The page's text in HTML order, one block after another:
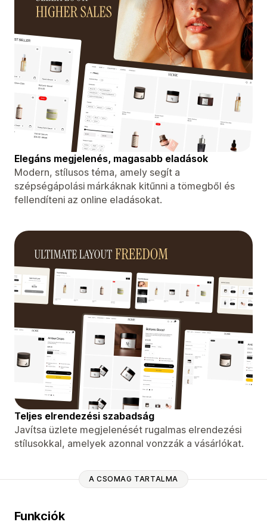
Elegáns megjelenés, magasabb eladások
Modern, stílusos téma, amely segít a
szépségápolási márkáknak kitűnni a tömegből és
fellendíteni az online eladásokat.
Teljes elrendezési szabadság
Javítsa üzlete megjelenését rugalmas elrendezési
stílusokkal, amelyek azonnal vonzzák a vásárlókat.
A CSOMAG TARTALMA
Funkciók